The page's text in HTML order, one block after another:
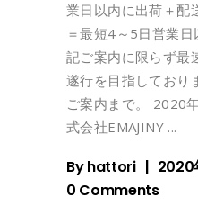
業日以内に出荷＋配
＝最短4～5日営業日
記ご案内に限らず最
遂行を目指しており
ご案内まで。 2020
式会社EMAJINY
Byhattori
2020
0 Comments